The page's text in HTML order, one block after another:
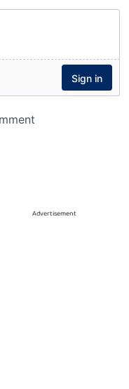
Advertisement